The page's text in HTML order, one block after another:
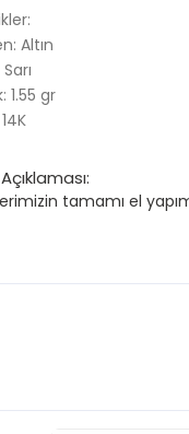
Altın
1.55 gr
tamamı el